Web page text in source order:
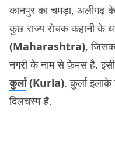
कानपुर का चमड़ा, अलीगढ़
कुछ राज्य रोचक कहानी के
(Maharashtra),
नगरी के नाम से फ़ेमस है.
कुर्ला(Kurla). कुर्ला
दिलचस्प है.